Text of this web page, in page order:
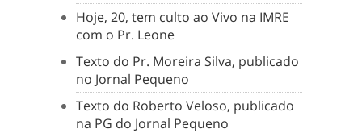
Hoje, 20, tem culto ao Vivo na IMRE
com o Pr. Leone
Texto do Pr. Moreira Silva, publicado
no Jornal Pequeno
Texto do Roberto Veloso, publicado
na PG do Jornal Pequeno